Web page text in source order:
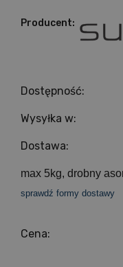
Producent:
Dostępność:
Wysyłka w:
Dostawa:
max 5kg, drobny
sprawdź formy dostawy
Cena: